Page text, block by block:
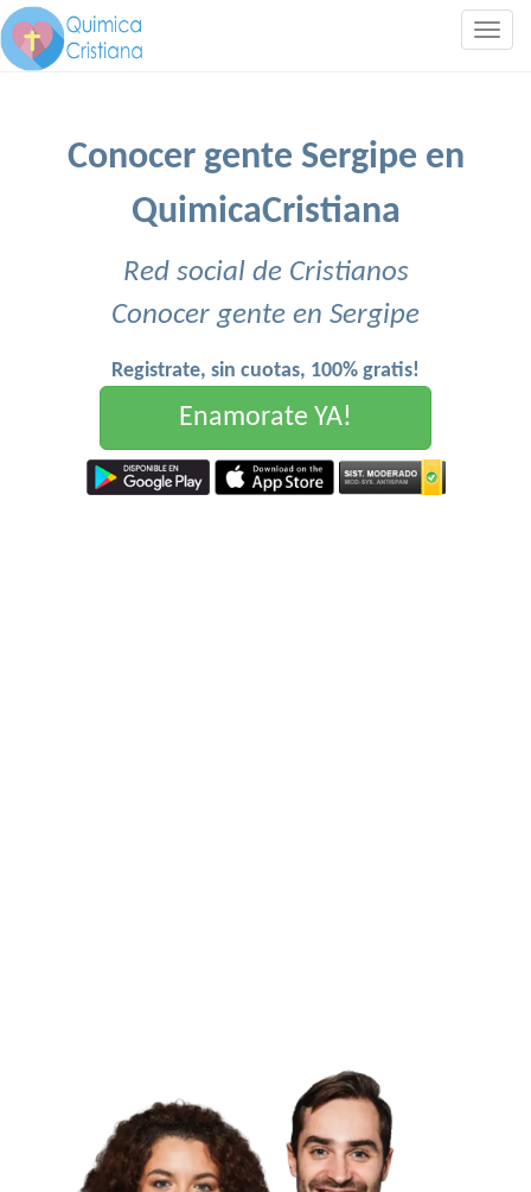
Conocer gente Sergipe en
QuimicaCristiana
Red social de Cristianos
Conocer gente en Sergipe
Registrate, sin cuotas, 100% gratis!
Enamorate YA!